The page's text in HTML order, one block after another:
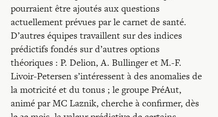
pourraient être ajoutés aux questions
actuellement prévues par le carnet de santé.
D’autres équipes travaillent sur des indices
prédictifs fondés sur d’autres options
théoriques : P. Delion, A. Bullinger et M.-F.
Livoir-Petersen s’intéressent à des anomalies de
la motricité et du tonus ; le groupe PréAut,
animé par MC Laznik, cherche à confirmer, dès